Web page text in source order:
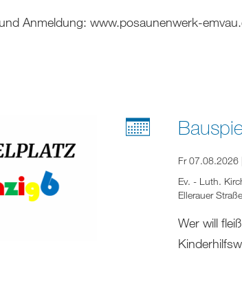
Anmeldung: www.posaunenwerk-
Fr
Ev. - Luth.
Ellerauer
Wer will